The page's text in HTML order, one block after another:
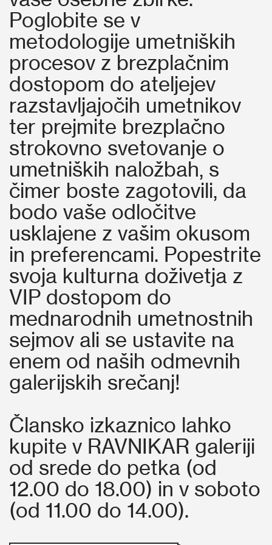
Poglobite se v
metodologije umetniških
procesov z brezplačnim
dostopom do ateljejev
razstavljajočih umetnikov
ter prejmite brezplačno
strokovno svetovanje o
umetniških naložbah, s
čimer boste zagotovili, da
bodo vaše odločitve
usklajene z vašim okusom
in preferencami. Popestrite
svoja kulturna doživetja z
VIP dostopom do
mednarodnih umetnostnih
sejmov ali se ustavite na
enem od naših odmevnih
galerijskih srečanj!
Člansko izkaznico lahko
kupite v RAVNIKAR galeriji
od srede do petka (od
12.00 do 18.00) in v soboto
(od 11.00 do 14.00).